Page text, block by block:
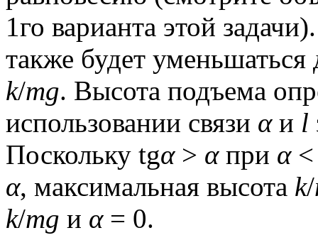
1го варианта этой
также будет
k/mg. Высота подъема
использовании связи αи l
Поскольку tgα> αпри α
α, максимальная высота k/
k/mg и α= 0.